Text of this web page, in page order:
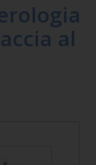
al